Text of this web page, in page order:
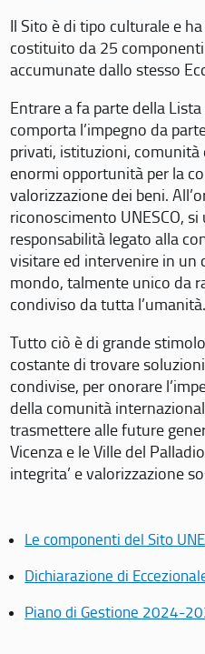
Il Sito è di tipo culturale e
costituito da 25
accumunate dallo stesso
Entrare a fa parte della
comporta l’impegno da
privati, istituzioni, comunità
enormi opportunità per la
valorizzazione dei beni.
riconoscimento UNESCO,
responsabilità legato alla
visitare ed intervenire in un
mondo, talmente unico da
condiviso da tutta l’umanità.
Tutto ciò è di grande
costante di trovare
condivise, per onorare
della comunità
trasmettere alle future
Vicenza e le Ville del
integrita’ e valorizzazione
Le componenti del Sito
Dichiarazione di
Piano di Gestione 2024-